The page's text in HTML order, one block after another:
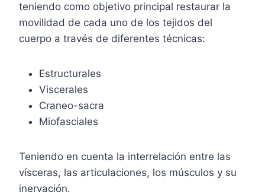
teniendo como objetivo principal restaurar la
movilidad de cada uno de los tejidos del
cuerpo a través de diferentes técnicas:
Estructurales
Viscerales
Craneo-sacra
Miofasciales
Teniendo en cuenta la interrelación entre las
vísceras, las articulaciones, los músculos y su
inervación.